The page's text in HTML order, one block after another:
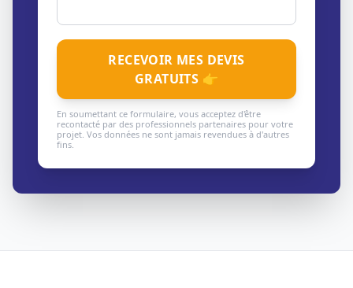
RECEVOIR MES DEVIS
GRATUITS 👉
En soumettant ce formulaire, vous acceptez d'être
recontacté par des professionnels partenaires pour votre
projet. Vos données ne sont jamais revendues à d'autres
fins.